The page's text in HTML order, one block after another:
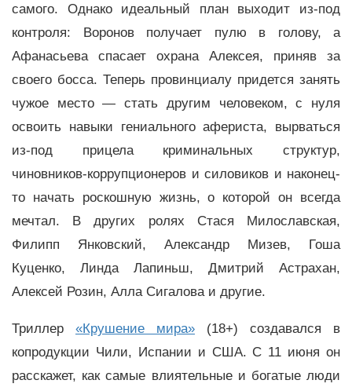
самого. Однако идеальный план выходит из-под
контроля: Воронов получает пулю в голову, а
Афанасьева спасает охрана Алексея, приняв за
своего босса. Теперь провинциалу придется занять
чужое место — стать другим человеком, с нуля
освоить навыки гениального афериста, вырваться
из-под прицела криминальных структур,
чиновников-коррупционеров и силовиков и наконец-
то начать роскошную жизнь, о которой он всегда
мечтал. В других ролях Стася Милославская,
Филипп Янковский, Александр Мизев, Гоша
Куценко, Линда Лапиньш, Дмитрий Астрахан,
Алексей Розин, Алла Сигалова и другие.
Триллер «Крушение мира» (18+) создавался в
копродукции Чили, Испании и США. С 11 июня он
расскажет, как самые влиятельные и богатые люди